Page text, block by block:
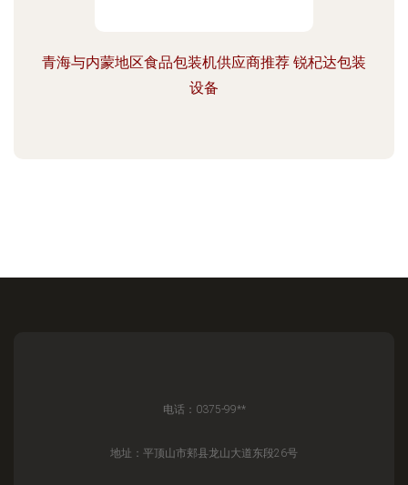
青海与内蒙地区食品包装机供应商推荐 锐杞达包装
设备
电话：0375-99**
地址：平顶山市郏县龙山大道东段26号